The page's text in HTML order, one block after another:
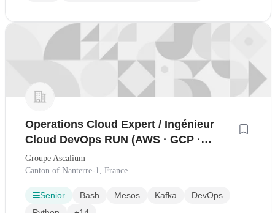
Operations Cloud Expert / Ingénieur
Cloud DevOps RUN (AWS · GCP ·
Kubernetes · Terraform)
Groupe Ascalium
Canton of Nanterre-1, France
Senior Bash Mesos Kafka
DevOps